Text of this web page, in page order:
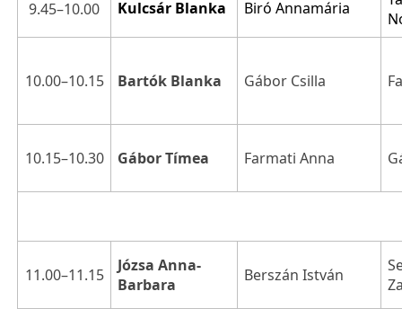
9.45–10.00 Kulcsár Blanka Biró Annamária
10.00–10.15 Bartók Blanka Gábor Csilla
10.15–10.30 Gábor Tímea Farmati Anna
11.00–11.15
Józsa Anna-
Barbara
Berszán István